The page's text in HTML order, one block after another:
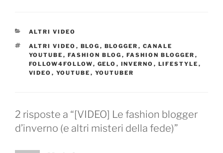
CATEGORIE
ALTRI VIDEO
TAG
ALTRI VIDEO , BLOG , BLOGGER , CANALE
YOUTUBE , FASHION BLOG , FASHION BLOGGER ,
FOLLOW4FOLLOW, GELO , INVERNO , LIFESTYLE ,
VIDEO , YOUTUBE , YOUTUBER
2 risposte a “[VIDEO] Le fashion blogger
d’inverno (e altri misteri della fede)”